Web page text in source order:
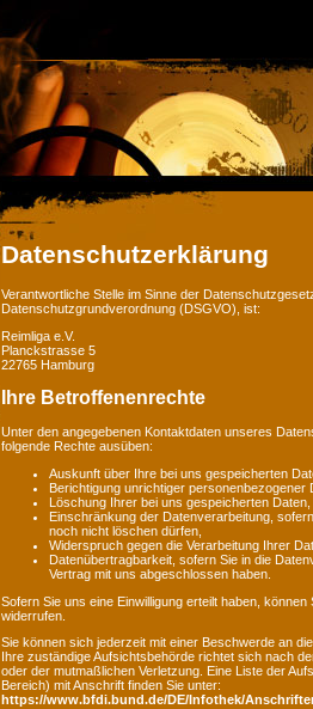
Datenschutzerklärung
Verantwortliche Stelle im Sinne der
Datenschutzgrundverordnung (DSGVO), ist:
Reimliga e.V.
Planckstrasse 5
22765 Hamburg
Ihre Betroffenenrechte
Unter den angegebenen Kontaktdaten unseres
folgende Rechte ausüben:
Auskunft über Ihre bei uns gespeicherten
Berichtigung unrichtiger personenbezogener
Löschung Ihrer bei uns gespeicherten Daten,
Einschränkung der Datenverarbeitung,
noch nicht löschen dürfen,
Widerspruch gegen die Verarbeitung Ihrer
Datenübertragbarkeit, sofern Sie in die
Vertrag mit uns abgeschlossen haben.
Sofern Sie uns eine Einwilligung erteilt haben,
widerrufen.
Sie können sich jederzeit mit einer Beschwerde an
Ihre zuständige Aufsichtsbehörde richtet sich nach
oder der mutmaßlichen Verletzung. Eine Liste der
Bereich) mit Anschrift finden Sie unter:
https://www.bfdi.bund.de/DE/Infothek/